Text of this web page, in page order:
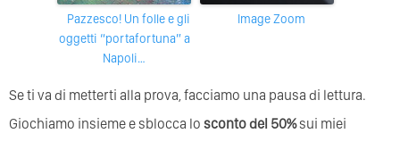
Pazzesco! Un folle e gli
oggetti “portafortuna” a
Napoli…
Image Zoom
Se ti va di metterti alla prova, facciamo una pausa di lettura.
Giochiamo insieme e sblocca lo sconto del 50%sui miei